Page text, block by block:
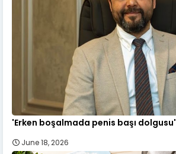
'Erken boşalmada penis başı dolgusu'
June 18, 2026